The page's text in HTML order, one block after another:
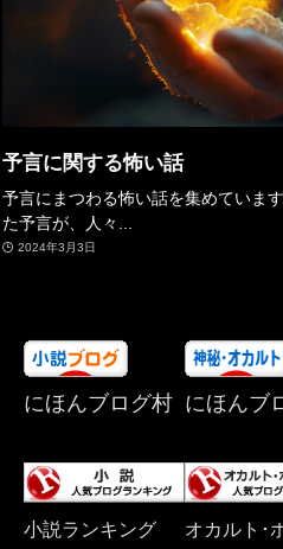
予言に関する怖い話
予言にまつわる怖い話を集めていま
た予言が、人々...
2024年3月3日
にほんブログ村 にほんブ
小説ランキング
オカルト･